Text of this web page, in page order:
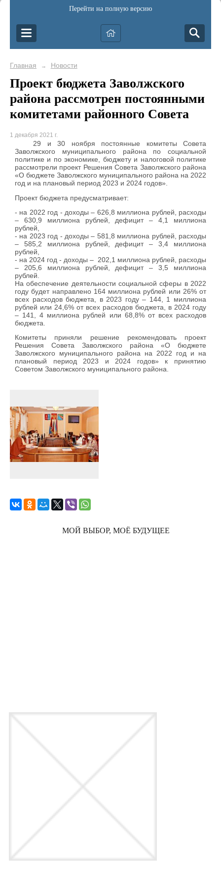
Перейти на полную версию
Главная → Новости
Проект бюджета Заволжского
района рассмотрен постоянными
комитетами районного Совета
1 декабря 2021 г.
29 и 30 ноября постоянные комитеты Совета
Заволжского муниципального района по социальной
политике и по экономике, бюджету и налоговой политике
рассмотрели проект Решения Совета Заволжского района
«О бюджете Заволжского муниципального района на 2022
год и на плановый период 2023 и 2024 годов».
Проект бюджета предусматривает:
- на 2022 год - доходы – 626,8 миллиона рублей, расходы
– 630,9 миллиона рублей, дефицит – 4,1 миллиона
рублей,
- на 2023 год - доходы – 581,8 миллиона рублей, расходы
– 585,2 миллиона рублей, дефицит – 3,4 миллиона
рублей,
- на 2024 год - доходы – 202,1 миллиона рублей, расходы
– 205,6 миллиона рублей, дефицит – 3,5 миллиона
рублей.
На обеспечение деятельности социальной сферы в 2022
году будет направлено 164 миллиона рублей или 26% от
всех расходов бюджета, в 2023 году – 144, 1 миллиона
рублей или 24,6% от всех расходов бюджета, в 2024 году
– 141, 4 миллиона рублей или 68,8% от всех расходов
бюджета.
Комитеты приняли решение рекомендовать проект
Решения Совета Заволжского района «О бюджете
Заволжского муниципального района на 2022 год и на
плановый период 2023 и 2024 годов» к принятию
Советом Заволжского муниципального района.
МОЙ ВЫБОР, МОЁ БУДУЩЕЕ